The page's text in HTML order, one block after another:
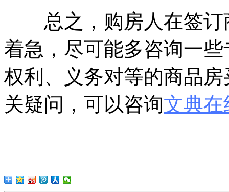
总之，购房人在签订
着急，尽可能多咨询一
权利、义务对等的商品
关疑问，可以咨询文典